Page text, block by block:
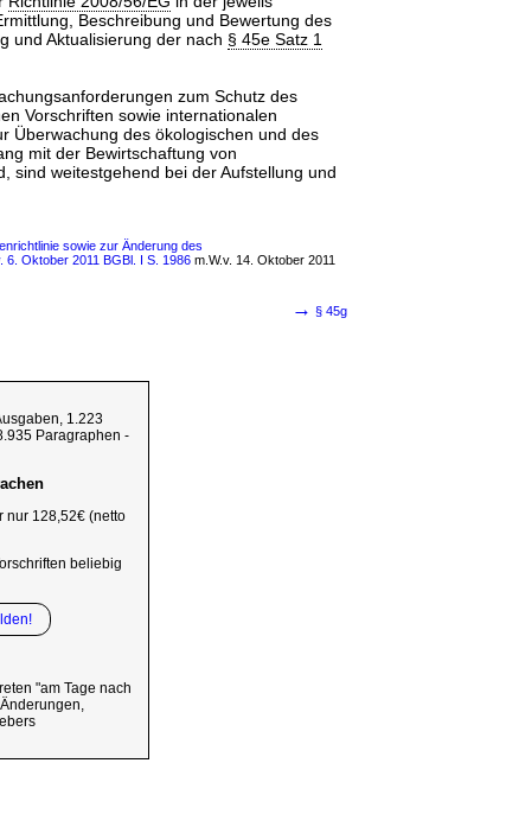
Beschreibung und Bewertung des
und Aktualisierung der nach § 45e Satz 1
zum Schutz des
Vorschriften sowie internationalen
Überwachung des ökologischen und des
mit der Bewirtschaftung von
sind weitestgehend bei der Aufstellung und
sowie zur Änderung des
Oktober 2011 BGBl. I S. 1986 m.W.v. 14. Oktober 2011
→ § 45g
1.223
Paragraphen -
nur 128,52€ (netto
beliebig
"am Tage nach